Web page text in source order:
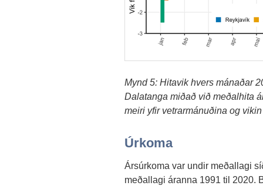
Mynd 5: Hitavik hvers mánaðar
Dalatanga miðað við meðalhita
meiri yfir vetrarmánuðina og
Úrkoma
Ársúrkoma var undir meðallagi
meðallagi áranna 1991 til 2020.